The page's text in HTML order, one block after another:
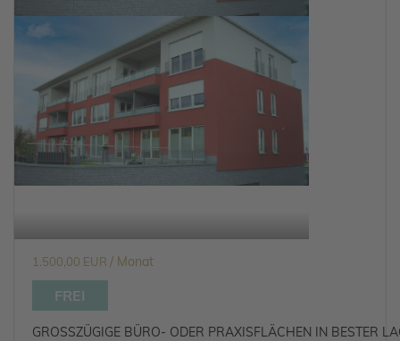
1.500,00 EUR / Monat
FREI
GROSSZÜGIGE BÜRO- ODER PRAXISFLÄCHEN IN BESTER